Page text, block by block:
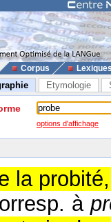
Corpus
Etymologie
options d'affichage
la
à